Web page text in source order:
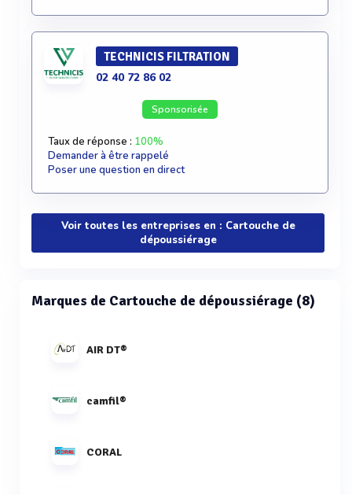
TECHNICIS FILTRATION
02 40 72 86 02
Sponsorisée
Taux de réponse : 100%
Demander à être rappelé
Poser une question en direct
Voir toutes les entreprises en : Cartouche de
dépoussiérage
Marques de Cartouche de dépoussiérage (8)
AIR DT®
camfil®
CORAL